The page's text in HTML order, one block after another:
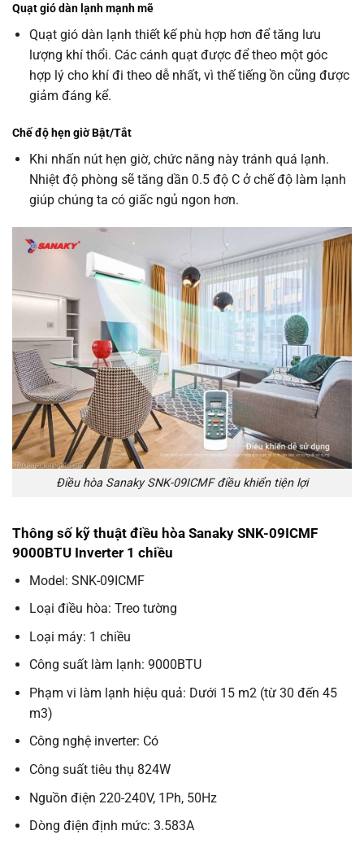
Quạt gió dàn lạnh mạnh mẽ
Quạt gió dàn lạnh thiết kế phù hợp hơn để tăng lưu
lượng khí thổi. Các cánh quạt được để theo một góc
hợp lý cho khí đi theo dễ nhất, vì thế tiếng ồn cũng được
giảm đáng kể.
Chế độ hẹn giờ Bật/Tắt
Khi nhấn nút hẹn giờ, chức năng này tránh quá lạnh.
Nhiệt độ phòng sẽ tăng dần 0.5 độ C ở chế độ làm lạnh
giúp chúng ta có giấc ngủ ngon hơn.
Điều hòa Sanaky SNK-09ICMF điều khiển tiện lợi
Thông số kỹ thuật điều hòa Sanaky SNK-09ICMF
9000BTU Inverter 1 chiều
Model: SNK-09ICMF
Loại điều hòa: Treo tường
Loại máy: 1 chiều
Công suất làm lạnh: 9000BTU
Phạm vi làm lạnh hiệu quả: Dưới 15 m2 (từ 30 đến 45
m3)
Công nghệ inverter: Có
Công suất tiêu thụ 824W
Nguồn điện 220-240V, 1Ph, 50Hz
Dòng điện định mức: 3.583A